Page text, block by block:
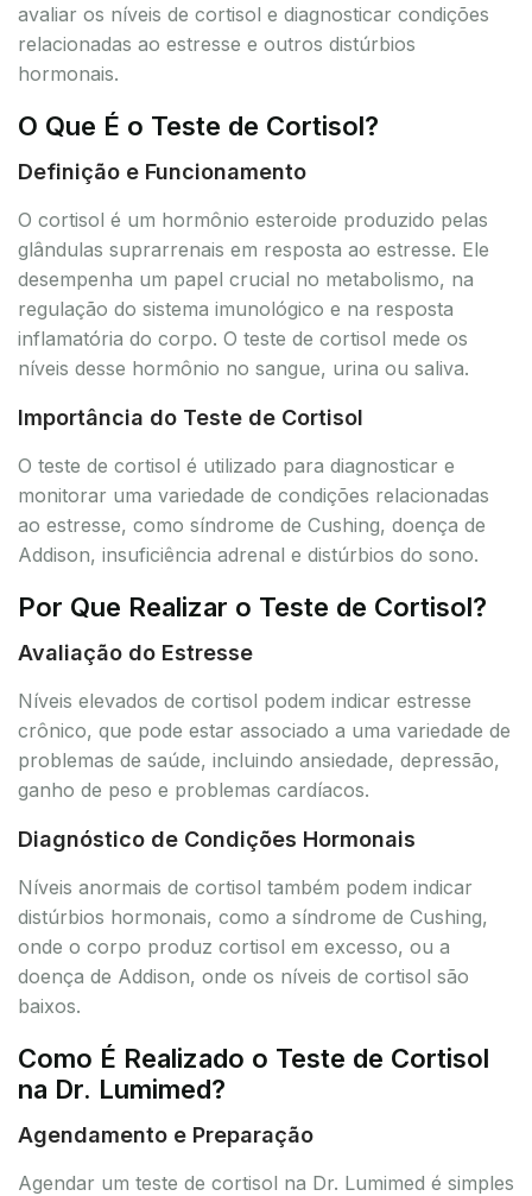
avaliar os níveis de cortisol e diagnosticar condições
relacionadas ao estresse e outros distúrbios
hormonais.
O Que É o Teste de Cortisol?
Definição e Funcionamento
O cortisol é um hormônio esteroide produzido pelas
glândulas suprarrenais em resposta ao estresse. Ele
desempenha um papel crucial no metabolismo, na
regulação do sistema imunológico e na resposta
inflamatória do corpo. O teste de cortisol mede os
níveis desse hormônio no sangue, urina ou saliva.
Importância do Teste de Cortisol
O teste de cortisol é utilizado para diagnosticar e
monitorar uma variedade de condições relacionadas
ao estresse, como síndrome de Cushing, doença de
Addison, insuficiência adrenal e distúrbios do sono.
Por Que Realizar o Teste de Cortisol?
Avaliação do Estresse
Níveis elevados de cortisol podem indicar estresse
crônico, que pode estar associado a uma variedade de
problemas de saúde, incluindo ansiedade, depressão,
ganho de peso e problemas cardíacos.
Diagnóstico de Condições Hormonais
Níveis anormais de cortisol também podem indicar
distúrbios hormonais, como a síndrome de Cushing,
onde o corpo produz cortisol em excesso, ou a
doença de Addison, onde os níveis de cortisol são
baixos.
Como É Realizado o Teste de Cortisol
na Dr. Lumimed?
Agendamento e Preparação
Agendar um teste de cortisol na Dr. Lumimed é simples